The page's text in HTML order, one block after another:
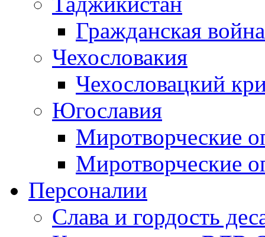
Гражданская
Чехословакия
Чехословацкий
Югославия
Миротворческие
Миротворческие
Персоналии
Слава и гордость